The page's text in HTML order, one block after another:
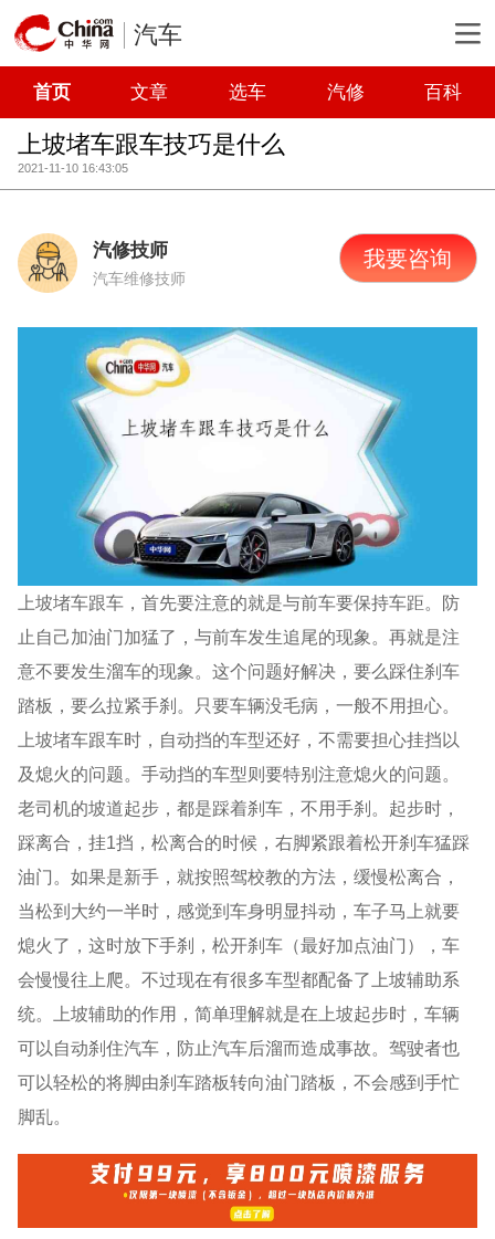
汽车
首页 文章 选车 汽修 百科
上坡堵车跟车技巧是什么
2021-11-10 16:43:05
汽修技师
汽车维修技师
我要咨询
上坡堵车跟车，首先要注意的就是与前车要保持车距。防
止自己加油门加猛了，与前车发生追尾的现象。再就是注
意不要发生溜车的现象。这个问题好解决，要么踩住刹车
踏板，要么拉紧手刹。只要车辆没毛病，一般不用担心。
上坡堵车跟车时，自动挡的车型还好，不需要担心挂挡以
及熄火的问题。手动挡的车型则要特别注意熄火的问题。
老司机的坡道起步，都是踩着刹车，不用手刹。起步时，
踩离合，挂1挡，松离合的时候，右脚紧跟着松开刹车猛踩
油门。如果是新手，就按照驾校教的方法，缓慢松离合，
当松到大约一半时，感觉到车身明显抖动，车子马上就要
熄火了，这时放下手刹，松开刹车（最好加点油门），车
会慢慢往上爬。不过现在有很多车型都配备了上坡辅助系
统。上坡辅助的作用，简单理解就是在上坡起步时，车辆
可以自动刹住汽车，防止汽车后溜而造成事故。驾驶者也
可以轻松的将脚由刹车踏板转向油门踏板，不会感到手忙
脚乱。